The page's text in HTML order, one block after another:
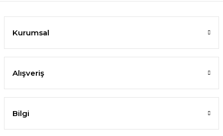
Kurumsal
Alışveriş
Bilgi